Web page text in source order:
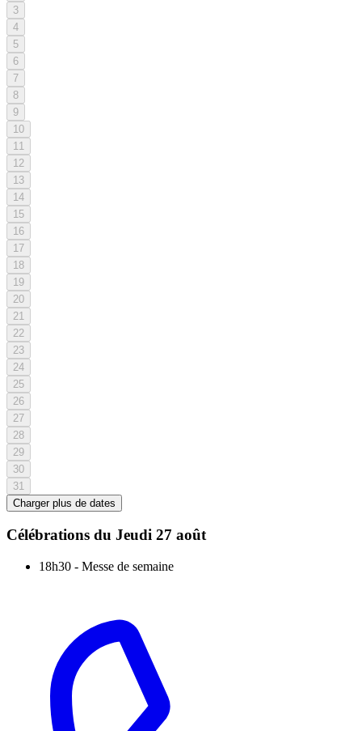
3
4
5
6
7
8
9
10
11
12
13
14
15
16
17
18
19
20
21
22
23
24
25
26
27
28
29
30
31
Charger plus de dates
Célébrations du Jeudi 27 août
18h30 - Messe de semaine